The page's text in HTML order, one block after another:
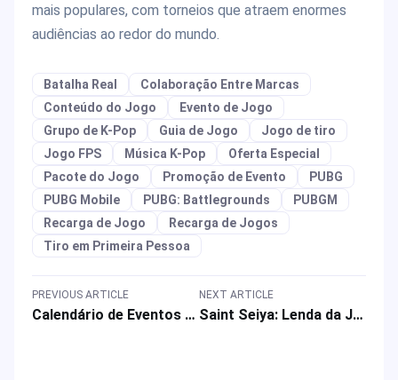
mais populares, com torneios que atraem enormes
audiências ao redor do mundo.
Batalha Real
Colaboração Entre Marcas
Conteúdo do Jogo
Evento de Jogo
Grupo de K-Pop
Guia de Jogo
Jogo de tiro
Jogo FPS
Música K-Pop
Oferta Especial
Pacote do Jogo
Promoção de Evento
PUBG
PUBG Mobile
PUBG: Battlegrounds
PUBGM
Recarga de Jogo
Recarga de Jogos
Tiro em Primeira Pessoa
PREVIOUS ARTICLE
Calendário de Eventos de Setembro 2025 do Mobile Legends: Bang Bang: Eventos & Recompensas do MLBB
NEXT ARTICLE
Saint Seiya: Lenda da Justiça Aviso de Manutenção e Compensação em Diamantes